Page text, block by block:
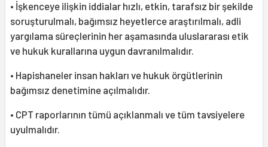
• İşkenceye ilişkin iddialar hızlı, etkin, tarafsız bir şekilde
soruşturulmalı, bağımsız heyetlerce araştırılmalı, adli
yargılama süreçlerinin her aşamasında uluslararası etik
ve hukuk kurallarına uygun davranılmalıdır.
• Hapishaneler insan hakları ve hukuk örgütlerinin
bağımsız denetimine açılmalıdır.
• CPT raporlarının tümü açıklanmalı ve tüm tavsiyelere
uyulmalıdır.